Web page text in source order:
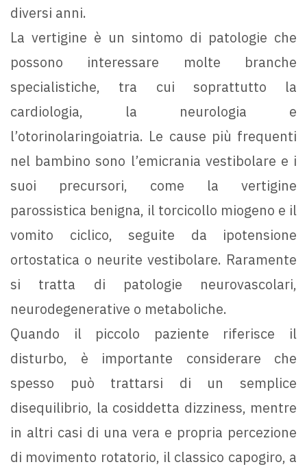
diversi anni.
La vertigine è un sintomo di patologie che
possono interessare molte branche
specialistiche, tra cui soprattutto la
cardiologia, la neurologia e
l’otorinolaringoiatria. Le cause più frequenti
nel bambino sono l’emicrania vestibolare e i
suoi precursori, come la vertigine
parossistica benigna, il torcicollo miogeno e il
vomito ciclico, seguite da ipotensione
ortostatica o neurite vestibolare. Raramente
si tratta di patologie neurovascolari,
neurodegenerative o metaboliche.
Quando il piccolo paziente riferisce il
disturbo, è importante considerare che
spesso può trattarsi di un semplice
disequilibrio, la cosiddetta dizziness, mentre
in altri casi di una vera e propria percezione
di movimento rotatorio, il classico capogiro, a